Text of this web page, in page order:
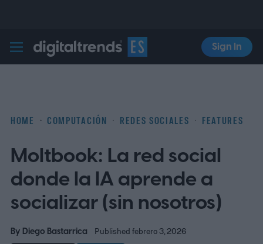
Digital Trends Español
Sign In
HOME COMPUTACIÓN REDES SOCIALES FEATURES
Moltbook: La red social
donde la IA aprende a
socializar (sin nosotros)
By Diego Bastarrica Published febrero 3, 2026